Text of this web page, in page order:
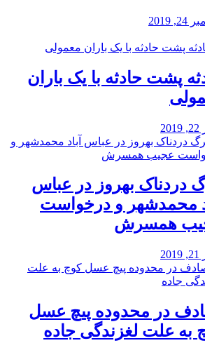
2019
پشت حادثه با یک باران
دردناک بهروز در عباس
محمدشهر و درخواست
همسرش
در محدوده پیچ عسل
به علت لغزندگی جاده